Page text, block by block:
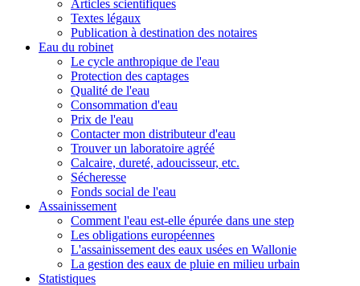
Articles scientifiques
Textes légaux
Publication à destination des notaires
Eau du robinet
Le cycle anthropique de l'eau
Protection des captages
Qualité de l'eau
Consommation d'eau
Prix de l'eau
Contacter mon distributeur d'eau
Trouver un laboratoire agréé
Calcaire, dureté, adoucisseur, etc.
Sécheresse
Fonds social de l'eau
Assainissement
Comment l'eau est-elle épurée dans une step
Les obligations européennes
L'assainissement des eaux usées en Wallonie
La gestion des eaux de pluie en milieu urbain
Statistiques